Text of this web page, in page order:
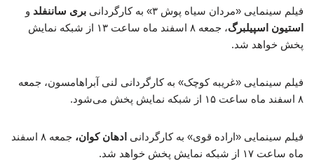
فیلم سینمایی «مردان سیاه پوش ۳» به کارگردانی بری ساننفلد و
استیون اسپیلبرگ
، جمعه ۸ اسفند ماه ساعت ۱۳ از شبکه نمایش
پخش خواهد شد.
فیلم سینمایی «غریبه کوچک» به کارگردانی لنی آبراهامسون، جمعه
۸ اسفند ماه ساعت ۱۵ از شبکه نمایش پخش می‌شود.
فیلم سینمایی «اراده قوی» به کارگردانی ادهان کوان،
جمعه ۸ اسفند
ماه ساعت ۱۷ از شبکه نمایش پخش خواهد شد.